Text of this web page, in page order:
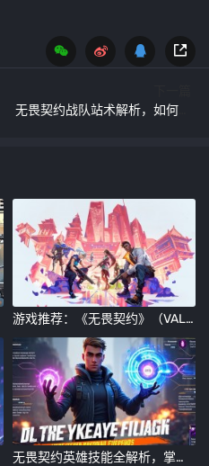
无畏契约战队站术解析，如何打造一支所向披靡的队伍
游戏推荐：《无畏契约》（VALORANT）
无畏契约英雄技能全解析，掌握关键技巧制胜战场